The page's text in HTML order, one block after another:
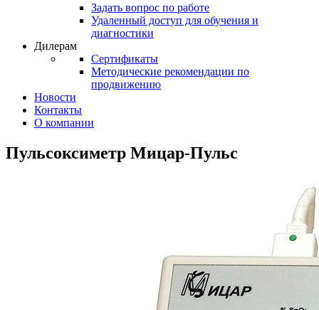
Задать вопрос по работе
Удаленный доступ для обучения и
диагностики
Дилерам
Сертификаты
Методические рекомендации по
продвижению
Новости
Контакты
О компании
Пульсоксиметр Мицар-Пульс